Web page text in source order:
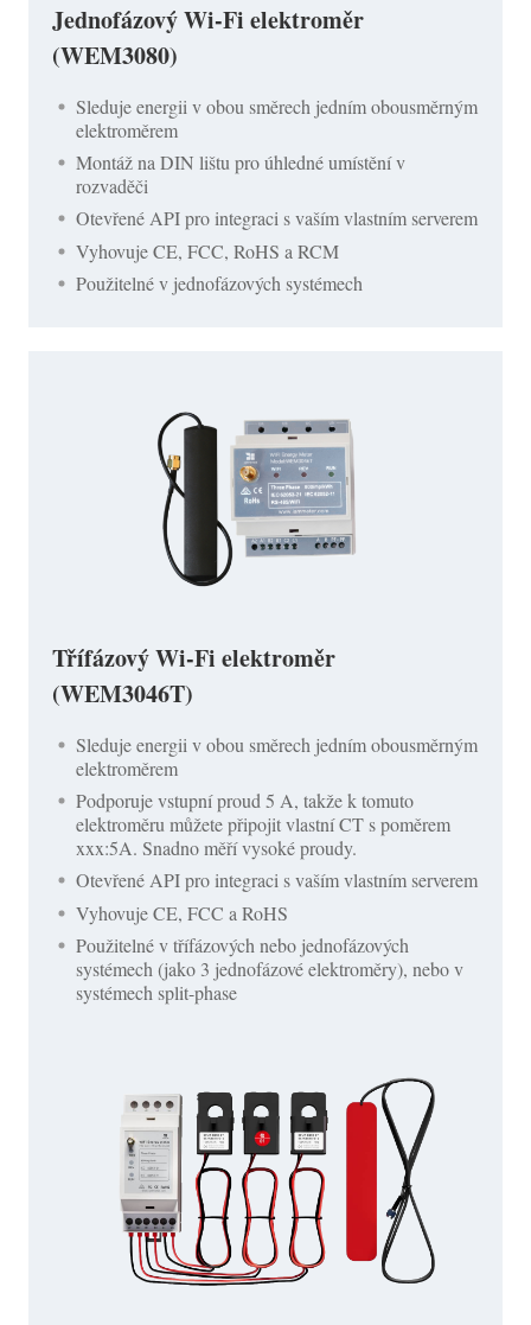
Jednofázový Wi-Fi elektroměr
(WEM3080)
Sleduje energii v obou směrech jedním obousměrným
elektroměrem
Montáž na DIN lištu pro úhledné umístění v
rozvaděči
Otevřené API pro integraci s vaším vlastním serverem
Vyhovuje CE, FCC, RoHS a RCM
Použitelné v jednofázových systémech
Třífázový Wi-Fi elektroměr
(WEM3046T)
Sleduje energii v obou směrech jedním obousměrným
elektroměrem
Podporuje vstupní proud 5 A, takže k tomuto
elektroměru můžete připojit vlastní CT s poměrem
xxx:5A. Snadno měří vysoké proudy.
Otevřené API pro integraci s vaším vlastním serverem
Vyhovuje CE, FCC a RoHS
Použitelné v třífázových nebo jednofázových
systémech (jako 3 jednofázové elektroměry), nebo v
systémech split-phase